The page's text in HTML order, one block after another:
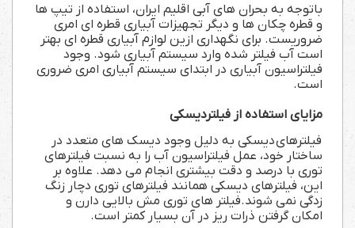
باتوجه به بحران های آبی اقلیم ایران، استفاده از تیپ ها
و قطره چکان ها و دیگر تجهیزات آبیاری قطره ای امری
ضروریست. برای نگهداری ازین لوازم آبیاری قطره ای بهتر
است آب فیلتر شده وارد سیستم آبیاری شود. وجود
فیلتراسیون آبیاری در ابتدای سیستم آبیاری امری ضروری
است.
مزایای استفاده از فیلتردیسکی
فیلترهایدیسکی به دلیل وجود دیسک های متعدد در
ساختار خود، عمل فیلتراسیون آب را به نسبت فیلترهای
توری با درصد و دقت بیشتری انجام می دهد. علاوه بر
این، فیلترهای دیسکی همانند فیلترهای توری دچار زنگ
زدگی نمی شوند.فیلتر های توری مش بالایی دارن و
امکان گرفتن ذرات ریز در آن بسیار کمتر است.